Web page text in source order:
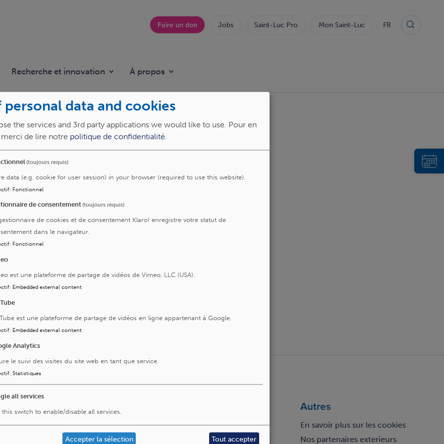
TopFaire un don Jobs Saint-Luc Pro Mon Saint-Luc FR
Recherche et innovation À propos
Visitez aussi
La Fondation Saint-Luc
L'Institut Roi Albert II
Autres
En savoir plus sur les cookies
Nos partenaires exterieurs
personal data and cookies
the services and 3rd party applications we would like to use. Pour en
merci de lire notre politique de confidentialité.
(toujours requis)
data (e.g. cookie for user session) in your browser (required to use this website).
: Fonctionnel
de consentement(toujours requis)
de cookies et de consentement Klaro! enregistre votre statut de
dans le navigateur.
: Fonctionnel
est une plateforme de partage de vidéos de Vimeo, LLC (USA).
: Embedded external content
est une plateforme de partage de vidéos en ligne appartenant à Google.
: Embedded external content
Analytics
le suivi des visites du site web en tant que service.
: Statistiques
all services
this switch to enable/disable all services.
Accepter la sélection Tout accepter